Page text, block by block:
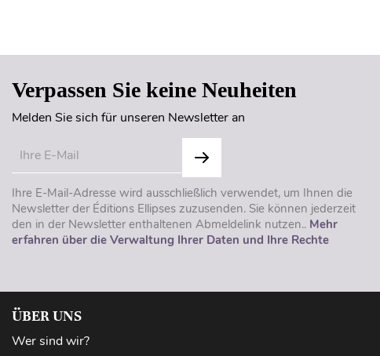
Verpassen Sie keine Neuheiten
Melden Sie sich für unseren Newsletter an
Ihre E-Mail-Adresse wird ausschließlich verwendet, um Ihnen die
Newsletter der Éditions Ellipses zuzusenden. Sie können jederzeit
den in der Newsletter enthaltenen Abmeldelink nutzen.. Mehr
erfahren über die Verwaltung Ihrer Daten und Ihre Rechte
ÜBER UNS
Wer sind wir?